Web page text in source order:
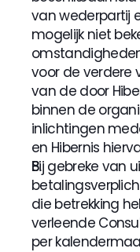
van wederpartij
mogelijk niet
voor de verdere
van de door
binnen de
inlichtingen
en Hibernis
Bij gebreke van
die betrekking
verleende
per